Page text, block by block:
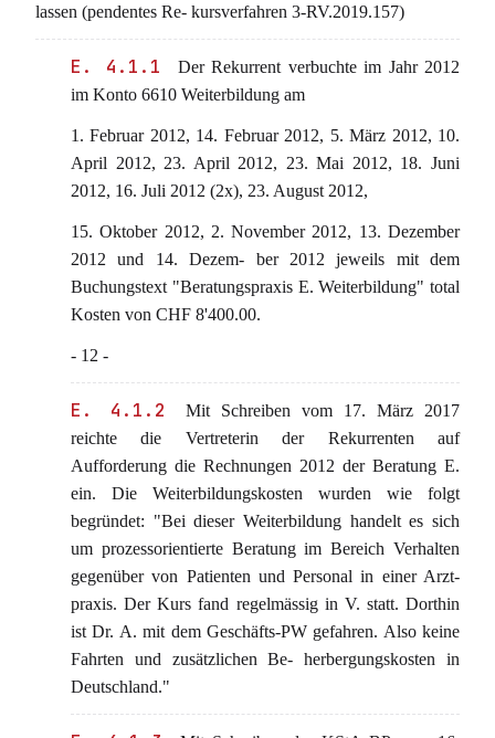
lassen (pendentes Re- kursverfahren 3-RV.2019.157)
E. 4.1.1
Der Rekurrent verbuchte im Jahr 2012
im Konto 6610 Weiterbildung am
1. Februar 2012, 14. Februar 2012, 5. März 2012, 10.
April 2012, 23. April 2012, 23. Mai 2012, 18. Juni
2012, 16. Juli 2012 (2x), 23. August 2012,
15. Oktober 2012, 2. November 2012, 13. Dezember
2012 und 14. Dezem- ber 2012 jeweils mit dem
Buchungstext "Beratungspraxis E. Weiterbildung" total
Kosten von CHF 8'400.00.
- 12 -
E. 4.1.2
Mit Schreiben vom 17. März 2017
reichte die Vertreterin der Rekurrenten auf
Aufforderung die Rechnungen 2012 der Beratung E.
ein. Die Weiterbildungskosten wurden wie folgt
begründet: "Bei dieser Weiterbildung handelt es sich
um prozessorientierte Beratung im Bereich Verhalten
gegenüber von Patienten und Personal in einer Arzt-
praxis. Der Kurs fand regelmässig in V. statt. Dorthin
ist Dr. A. mit dem Geschäfts-PW gefahren. Also keine
Fahrten und zusätzlichen Be- herbergungskosten in
Deutschland."